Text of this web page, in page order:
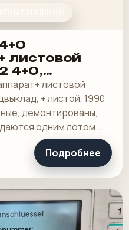
листовой
4+0,
листойлистовой
+ листой, 1990
демонтированы,
одним лотом.
Подробнее